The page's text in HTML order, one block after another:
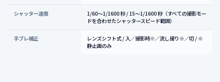
シャッター速度
1/60～1/1600 秒 / 15～1/1600 秒（すべての撮影モー
ドを合わせたシャッタースピード範囲）
手ブレ補正
レンズシフト式 / 入／撮影時※／流し撮り※／切 / ※
静止画のみ